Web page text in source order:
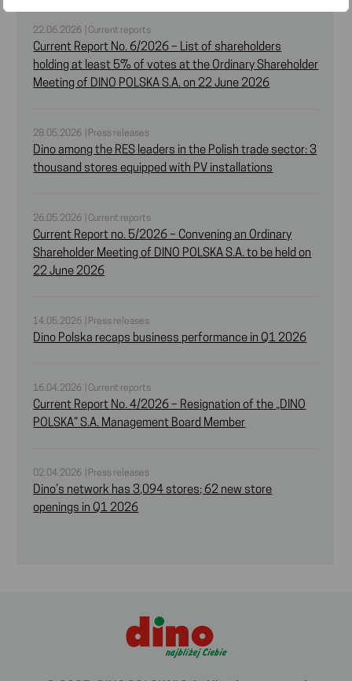
22.06.2026 | Current reports
Current Report No. 6/2026 – List of shareholders
holding at least 5% of votes at the Ordinary Shareholder
Meeting of DINO POLSKA S.A. on 22 June 2026
28.05.2026 | Press releases
Dino among the RES leaders in the Polish trade sector: 3
thousand stores equipped with PV installations
26.05.2026 | Current reports
Current Report no. 5/2026 – Convening an Ordinary
Shareholder Meeting of DINO POLSKA S.A. to be held on
22 June 2026
14.05.2026 | Press releases
Dino Polska recaps business performance in Q1 2026
16.04.2026 | Current reports
Current Report No. 4/2026 – Resignation of the „DINO
POLSKA” S.A. Management Board Member
02.04.2026 | Press releases
Dino’s network has 3,094 stores; 62 new store
openings in Q1 2026